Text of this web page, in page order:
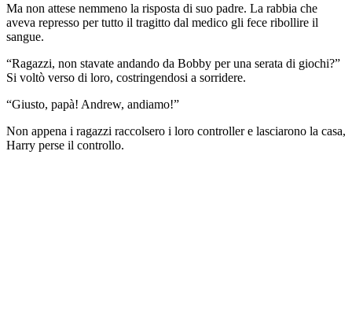
Ma non attese nemmeno la risposta di suo padre. La rabbia che
aveva represso per tutto il tragitto dal medico gli fece ribollire il
sangue.
“Ragazzi, non stavate andando da Bobby per una serata di giochi?”
Si voltò verso di loro, costringendosi a sorridere.
“Giusto, papà! Andrew, andiamo!”
Non appena i ragazzi raccolsero i loro controller e lasciarono la casa,
Harry perse il controllo.